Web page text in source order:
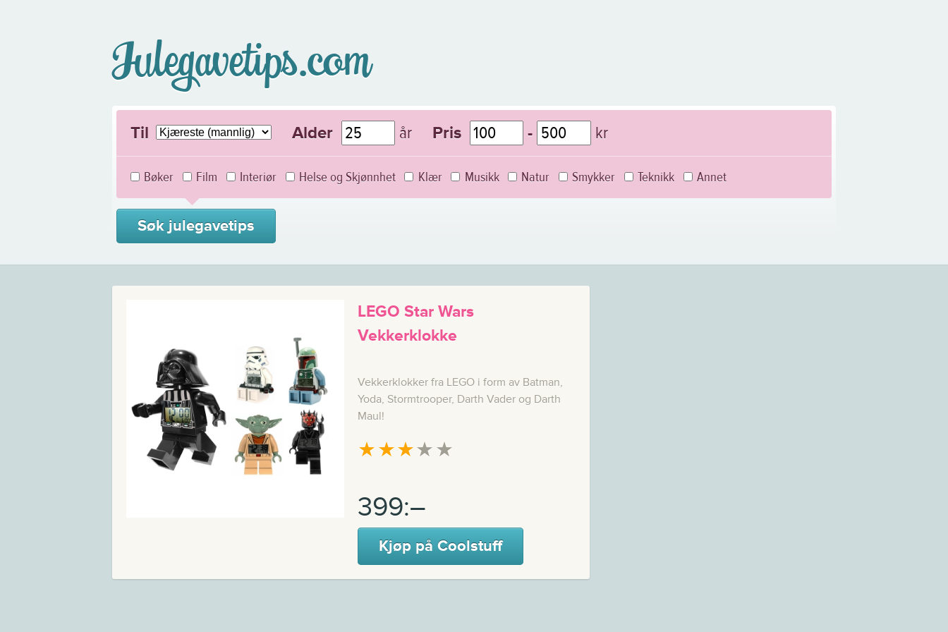
Julegavetips.com
Til Alder år Pris - kr
Bøker Film Interiør Helse og Skjønnhet Klær Musikk Natur Smykker Teknikk Annet
LEGO Star Wars
Vekkerklokke
Vekkerklokker fra LEGO i form av Batman,
Yoda, Stormtrooper, Darth Vader og Darth
Maul!
★★★★★
399:–
Kjøp på Coolstuff